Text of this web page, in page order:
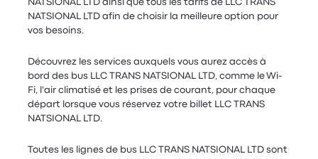
NATSIONAL LTD ainsi que tous les tarifs de LLC TRANS
NATSIONAL LTD afin de choisir la meilleure option pour
vos besoins.
Découvrez les services auxquels vous aurez accès à
bord des bus LLC TRANS NATSIONAL LTD, comme le Wi-
Fi, l'air climatisé et les prises de courant, pour chaque
départ lorsque vous réservez votre billet LLC TRANS
NATSIONAL LTD.
Toutes les lignes de bus LLC TRANS NATSIONAL LTD sont